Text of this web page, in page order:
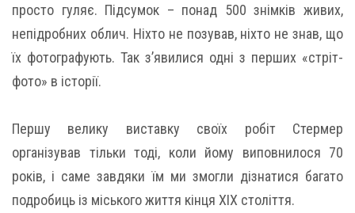
просто гуляє. Підсумок – понад 500 знімків живих,
непідробних облич. Ніхто не позував, ніхто не знав, що
їх фотографують. Так з’явилися одні з перших «стріт-
фото» в історії.
Першу велику виставку своїх робіт Стермер
організував тільки тоді, коли йому виповнилося 70
років, і саме завдяки їм ми змогли дізнатися багато
подробиць із міського життя кінця XIX століття.